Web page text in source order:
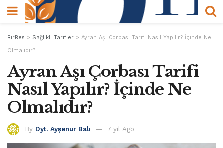
BirBes > Sağlıklı Tarifler > Ayran Aşı Çorbası Tarifi Nasıl Yapılır? İçinde Ne
Olmalıdır?
Ayran Aşı Çorbası Tarifi
Nasıl Yapılır? İçinde Ne
Olmalıdır?
By Dyt. Ayşenur Balı 7 yıl Ago